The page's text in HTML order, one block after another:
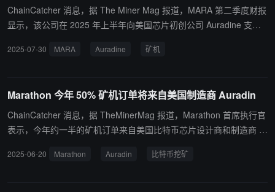
容的权重与可见度。Aura 2.0 同时上线“VIP 邀请赏
金”功能，鼓励用户引荐高影响力社交账号以扩大平台
land Ventures 支持，专注通过 AI 助理整合加密与股
ChainCatcher 消息，据 The Miner Mag 报道，MARA 第二季度财报
显示，该公司在 2025 年上半年向美国芯片初创公司 Auradine 支付
2,230 万美元，第二季度支付 5,100 万美元。截至 6 月 30 日，所有
将此前 120 万美元的可转换票据转换为股权，目前在 Auradine 的总
投资达 8,540 万美元，同时获得一个董事会席位。
2025-07-30 MARA Auradine 矿机
Marathon 今年 50% 矿机订单将来自美国制造商 Auradin
ChainCatcher 消息，据 TheMinerMag 报道，Marathon 首席执行官
表示，今年约一半的矿机订单来自美国比特币芯片设计商和制造商 A
中期开始出货 Teraflux 系列比特币 ASIC ，将其定位为中国 ASIC 巨
2025-06-20 Marathon Auradin 比特币挖矿